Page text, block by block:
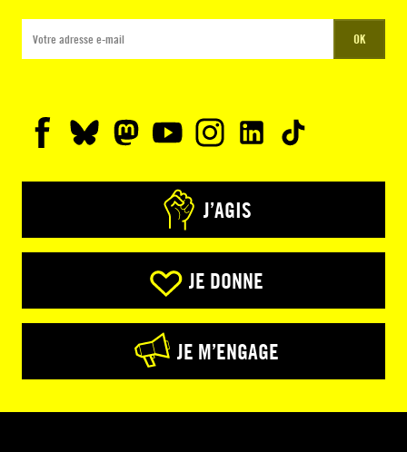
OK
J’AGIS
JE DONNE
JE M’ENGAGE